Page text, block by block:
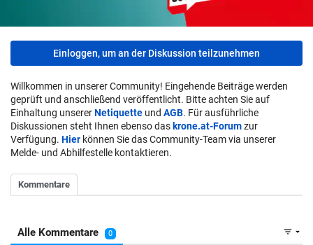
Einloggen, um an der Diskussion teilzunehmen
Willkommen in unserer Community! Eingehende Beiträge werden
geprüft und anschließend veröffentlicht. Bitte achten Sie auf
Einhaltung unsererNetiquette und AGB. Für ausführliche
Diskussionen steht Ihnen ebenso das krone.at-Forumzur
Verfügung. Hier können Sie das Community-Team via unserer
Melde- und Abhilfestelle kontaktieren.